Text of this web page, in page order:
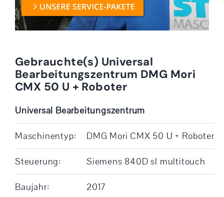
Gebrauchte(s) Universal
Bearbeitungszentrum DMG Mori
CMX 50 U + Roboter
Universal Bearbeitungszentrum
Maschinentyp: DMG Mori CMX 50 U + Roboter
Steuerung: Siemens 840D sl multitouch
Baujahr: 2017